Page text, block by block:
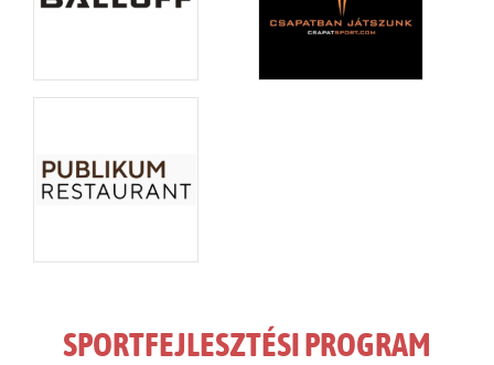
SPORTFEJLESZTÉSI PROGRAM